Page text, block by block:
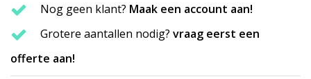
Nog geen klant? Maak een account aan!
Grotere aantallen nodig? vraag eerst een
offerte aan!